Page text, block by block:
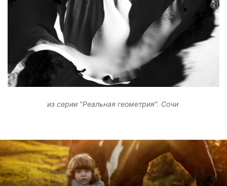
из серии "Реальная геометрия". Сочи